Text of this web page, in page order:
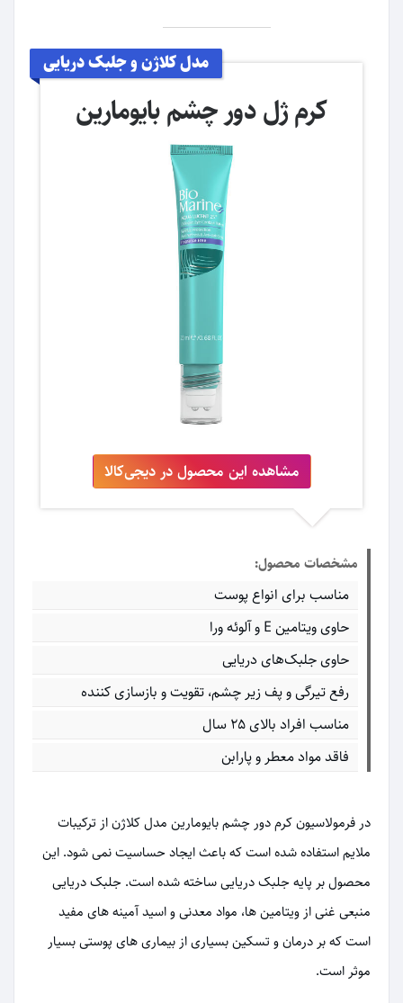
مدل کلاژن و جلبک دریایی
کرم ژل دور چشم بایومارین
مشاهده این محصول در دیجی‌کالا
مشخصات محصول:
مناسب برای انواع پوست
حاوی ویتامین E و آلوئه ورا
حاوی جلبک‌های دریایی
رفع تیرگی و پف زیر چشم، تقویت و بازسازی کننده
مناسب افراد بالای ۲۵ سال
فاقد مواد معطر و پارابن
در فرمولاسیون کرم دور چشم بایومارین مدل کلاژن از ترکیبات
ملایم استفاده شده است که باعث ایجاد حساسیت نمی شود. این
محصول بر پایه جلبک دریایی ساخته شده است. جلبک دریایی
منبعی غنی از ویتامین ها، مواد معدنی و اسید آمینه های مفید
است که بر درمان و تسکین بسیاری از بیماری های پوستی بسیار
موثر است.